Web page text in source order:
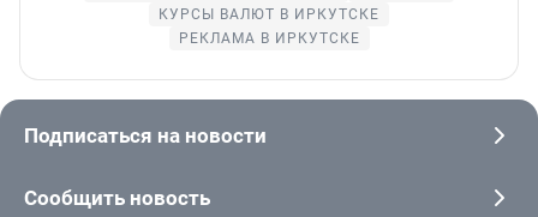
КУРСЫ ВАЛЮТ В ИРКУТСКЕ
РЕКЛАМА В ИРКУТСКЕ
Подписаться на новости
Сообщить новость